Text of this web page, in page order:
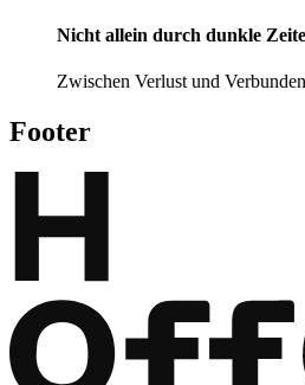
Nicht allein durch dunkle
Zwischen Verlust und
Footer